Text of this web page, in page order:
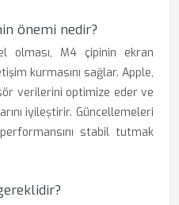
önemi nedir?
olması, M4 çipinin ekran
kurmasını sağlar. Apple,
verilerini optimize eder ve
iyileştirir. Güncellemeleri
stabil tutmak